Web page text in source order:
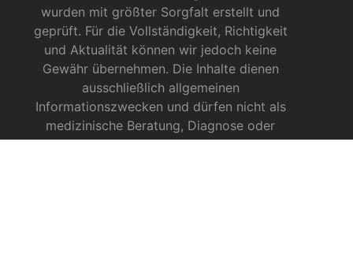
wurden mit größter Sorgfalt erstellt und
geprüft. Für die Vollständigkeit, Richtigkeit
und Aktualität können wir jedoch keine
Gewähr übernehmen. Die Inhalte dienen
ausschließlich allgemeinen
Informationszwecken und dürfen nicht als
medizinische Beratung, Diagnose oder
Behandlungsmethode verstanden werden. Sie